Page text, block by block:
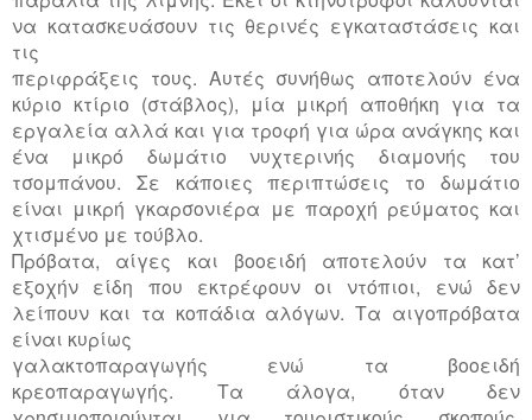
να κατασκευάσουν τις θερινές εγκαταστάσεις και
τις
περιφράξεις τους. Αυτές συνήθως αποτελούν ένα
κύριο κτίριο (στάβλος), μία μικρή αποθήκη για τα
εργαλεία αλλά και για τροφή για ώρα ανάγκης και
ένα μικρό δωμάτιο νυχτερινής διαμονής του
τσομπάνου. Σε κάποιες περιπτώσεις το δωμάτιο
είναι μικρή γκαρσονιέρα με παροχή ρεύματος και
χτισμένο με τούβλο.
Πρόβατα, αίγες και βοοειδή αποτελούν τα κατ’
εξοχήν είδη που εκτρέφουν οι ντόπιοι, ενώ δεν
λείπουν και τα κοπάδια αλόγων. Τα αιγοπρόβατα
είναι κυρίως
γαλακτοπαραγωγής ενώ τα βοοειδή
κρεοπαραγωγής. Τα άλογα, όταν δεν